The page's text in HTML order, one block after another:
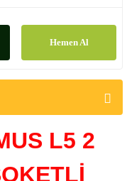
Hemen Al
L5 2